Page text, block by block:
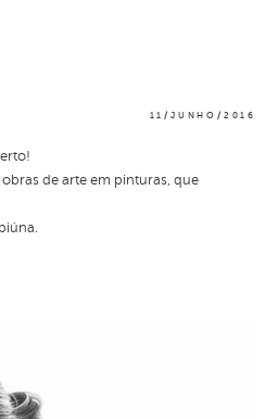
11/JUNHO/2016
de arte em pinturas, que